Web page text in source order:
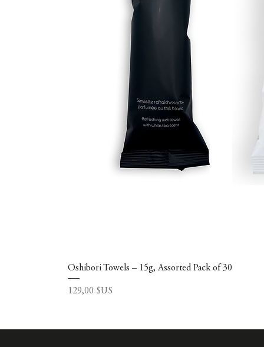
Oshibori Towels – 15g, Assorted Pack of 30
Prix
129,00 $US